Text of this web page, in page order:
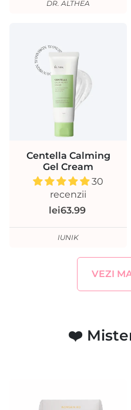
DR. ALTHEA
Centella Calming
Gel Cream
30
recenzii
lei63.99
IUNIK
VEZI
❤️